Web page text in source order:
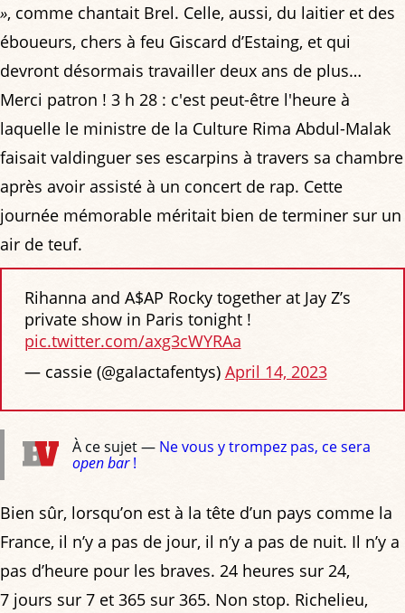
», comme chantait Brel. Celle, aussi, du laitier et des
éboueurs, chers à feu Giscard d’Estaing, et qui
devront désormais travailler deux ans de plus…
Merci patron ! 3 h 28 : c'est peut-être l'heure à
laquelle le ministre de la Culture Rima Abdul-Malak
faisait valdinguer ses escarpins à travers sa chambre
après avoir assisté à un concert de rap. Cette
journée mémorable méritait bien de terminer sur un
air de teuf.
Rihanna and A$AP Rocky together at Jay Z’s
private show in Paris tonight !
pic.twitter.com/axg3cWYRAa
— cassie (@gaIactafentys) April 14, 2023
À ce sujet — Ne vous y trompez pas, ce sera
open bar!
Bien sûr, lorsqu’on est à la tête d’un pays comme la
France, il n’y a pas de jour, il n’y a pas de nuit. Il n’y a
pas d’heure pour les braves. 24 heures sur 24,
7 jours sur 7 et 365 sur 365. Non stop. Richelieu,